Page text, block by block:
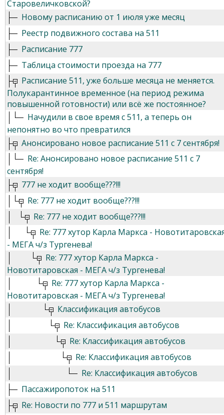
Старовеличковской?
Новому расписанию от 1 июля уже месяц
Реестр подвижного состава на 511
Расписание 777
Таблица стоимости проезда на 777
Расписание 511, уже больше месяца не меняется.
Полукарантинное временное (на период режима
повышенной готовности) или всё же постоянное?
Начудили в свое время с 511, а теперь он
непонятно во что превратился
Анонсировано новое расписание 511 с 7 сентября!
Re: Анонсировано новое расписание 511 с 7
сентября!
777 не ходит вообще???!!!
Re: 777 не ходит вообще???!!!
Re: 777 не ходит вообще???!!!
Re: 777 хутор Карла Маркса -
- МЕГА ч/з Тургенева!
Re: 777 хутор Карла Маркса -
Новотитаровская - МЕГА ч/з Тургенева!
Re: 777 хутор Карла Маркса -
Новотитаровская - МЕГА ч/з Тургенева!
Классификация автобусов
Re: Классификация автобусов
Re: Классификация автобусов
Re: Классификация автобусов
Re: Классификация автобусов
Пассажиропоток на 511
Re: Новости по 777 и 511 маршрутам